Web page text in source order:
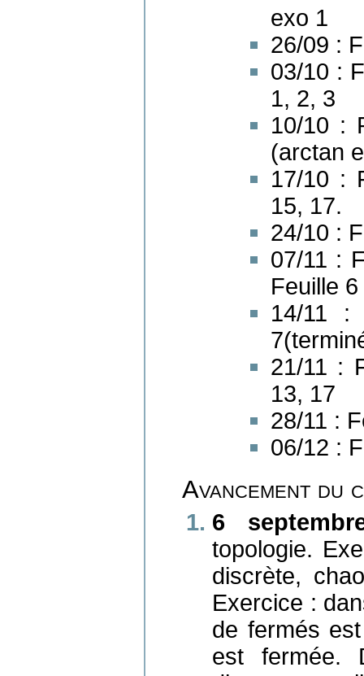
exo 1
26/09 :
03/10 :
1, 2, 3
10/10 :
(arctan
17/10 :
15, 17.
24/10 :
07/11 :
Feuille
14/11
21/11 :
13, 17
28/11 :
06/12 :
Avancement du
6
topologie.
discrète,
Exercice :
de fermés
est fermée.